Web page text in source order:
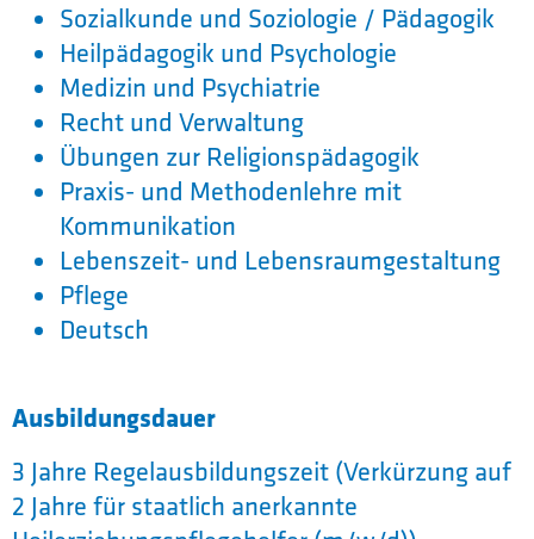
Sozialkunde und Soziologie / Pädagogik
Heilpädagogik und Psychologie
Medizin und Psychiatrie
Recht und Verwaltung
Übungen zur Religionspädagogik
Praxis- und Methodenlehre mit
Kommunikation
Lebenszeit- und Lebensraumgestaltung
Pflege
Deutsch
Ausbildungsdauer
3 Jahre Regelausbildungszeit (Verkürzung auf
2 Jahre für staatlich anerkannte